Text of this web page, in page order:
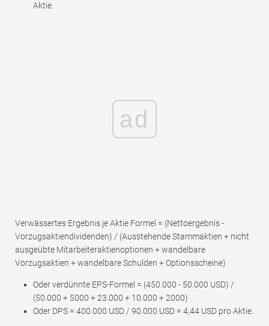
Aktie.
ad
Verwässertes Ergebnis je Aktie Formel = (Nettoergebnis -
Vorzugsaktiendividenden) / (Ausstehende Stammaktien + nicht
ausgeübte Mitarbeiteraktienoptionen + wandelbare
Vorzugsaktien + wandelbare Schulden + Optionsscheine)
Oder verdünnte EPS-Formel = (450.000 - 50.000 USD) /
(50.000 + 5000 + 23.000 + 10.000 + 2000)
Oder DPS = 400.000 USD / 90.000 USD = 4,44 USD pro Aktie.